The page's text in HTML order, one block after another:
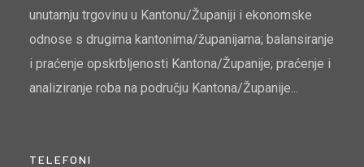
unutarnju trgovinu u Kantonu/Županiji i ekonomske
odnose s drugima kantonima/županijama; balansiranje
i praćenje opskrbljenosti Kantona/Županije; praćenje i
analiziranje roba na području Kantona/Županije...
TELEFONI